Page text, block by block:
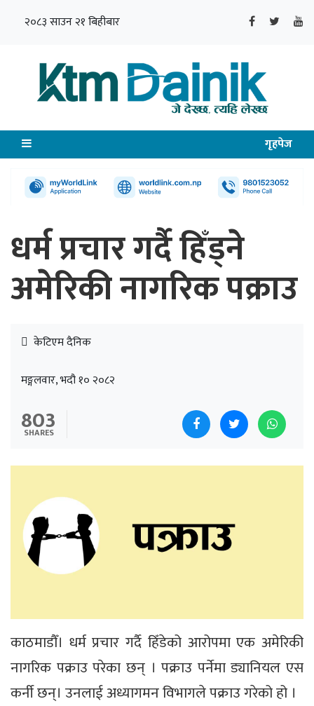
२०८३ साउन २१ बिहीबार
गृहपेज
धर्म प्रचार गर्दै हिँड्ने
अमेरिकी नागरिक पक्राउ
केटिएम दैनिक
मङ्गलवार, भदौ १० २०८२
803
SHARES
काठमाडौँ। धर्म प्रचार गर्दै हिँडेको आरोपमा एक अमेरिकी
नागरिक पक्राउ परेका छन् । पक्राउ पर्नेमा ड्यानियल एस
कर्नी छन्। उनलाई अध्यागमन विभागले पक्राउ गरेको हो ।